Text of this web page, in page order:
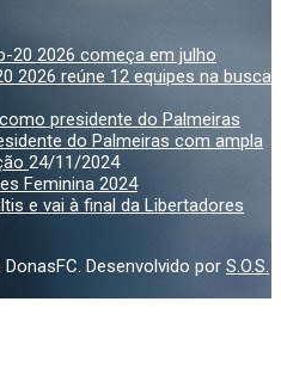
2026 reúne 12 equipes na busca
do Palmeiras com ampla
24/11/2024
e vai à final da Libertadores
Desenvolvido por S.O.S.